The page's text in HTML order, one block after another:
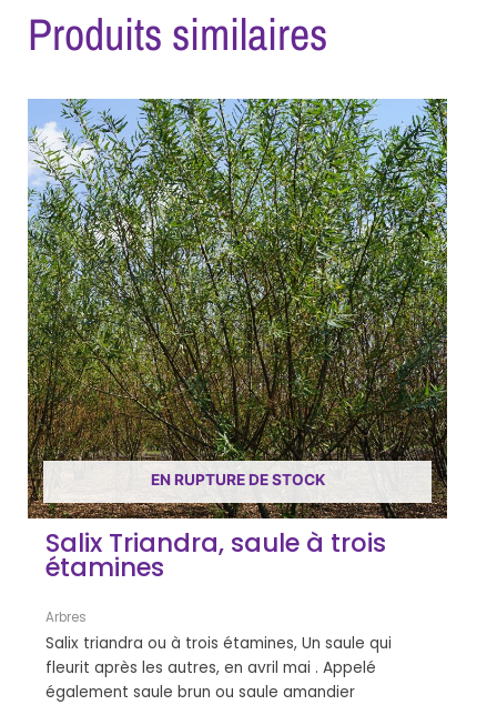
Produits similaires
EN RUPTURE DE STOCK
Salix Triandra, saule à trois
étamines
Arbres
Salix triandra ou à trois étamines, Un saule qui
fleurit après les autres, en avril mai . Appelé
également saule brun ou saule amandier